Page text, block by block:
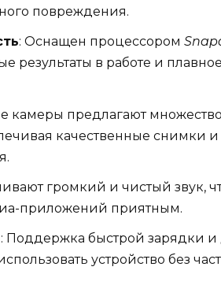
повреждения.
: Оснащен процессором
результаты в работе и
камеры предлагают
качественные снимки
громкий и чистый звук,
приложений приятным.
: Поддержка быстрой зарядки
устройство без